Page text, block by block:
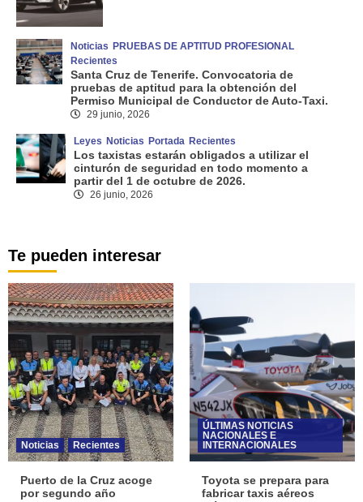
Noticias PRUEBAS DE APTITUD PROFESIONAL
Recientes
Santa Cruz de Tenerife. Convocatoria de
pruebas de aptitud para la obtención del
Permiso Municipal de Conductor de Auto-Taxi.
29 junio, 2026
Leyes Noticias Portada Recientes
Los taxistas estarán obligados a utilizar el
cinturón de seguridad en todo momento a
partir del 1 de octubre de 2026.
26 junio, 2026
Te pueden interesar
Noticias Recientes
Puerto de la Cruz acoge
por segundo año
ÚLTIMAS NOTICIAS
NACIONALES E
INTERNACIONALES
Toyota se prepara para
fabricar taxis aéreos